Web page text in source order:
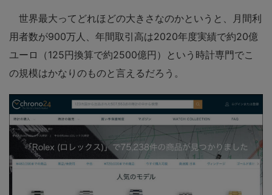
世界最大ってどれほどの大きさなのかというと、月間利
用者数が900万人、年間取引高は2020年度実績で約20億
ユーロ（125円換算で約2500億円）という時計専門でこ
の規模はかなりのものと言えるだろう。